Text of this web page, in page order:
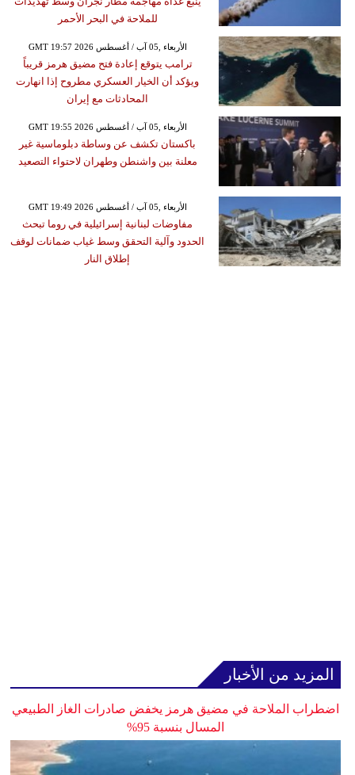
للملاحة في البحر الأحمر
GMT 19:57 2026 الأربعاء ,05 آب / أغسطس
ترامب يتوقع إعادة فتح مضيق هرمز قريباً
ويؤكد أن الخيار العسكري مطروح إذا انهارت
المحادثات مع إيران
GMT 19:55 2026 الأربعاء ,05 آب / أغسطس
باكستان تكشف عن وساطة دبلوماسية غير
معلنة بين واشنطن وطهران لاحتواء التصعيد
GMT 19:49 2026 الأربعاء ,05 آب / أغسطس
مفاوضات لبنانية إسرائيلية في روما تبحث
الحدود وآلية التحقق وسط غياب ضمانات لوقف
إطلاق النار
المزيد من الأخبار
اضطراب الملاحة في مضيق هرمز يخفض صادرات الغاز الطبيعي
المسال بنسبة 95%